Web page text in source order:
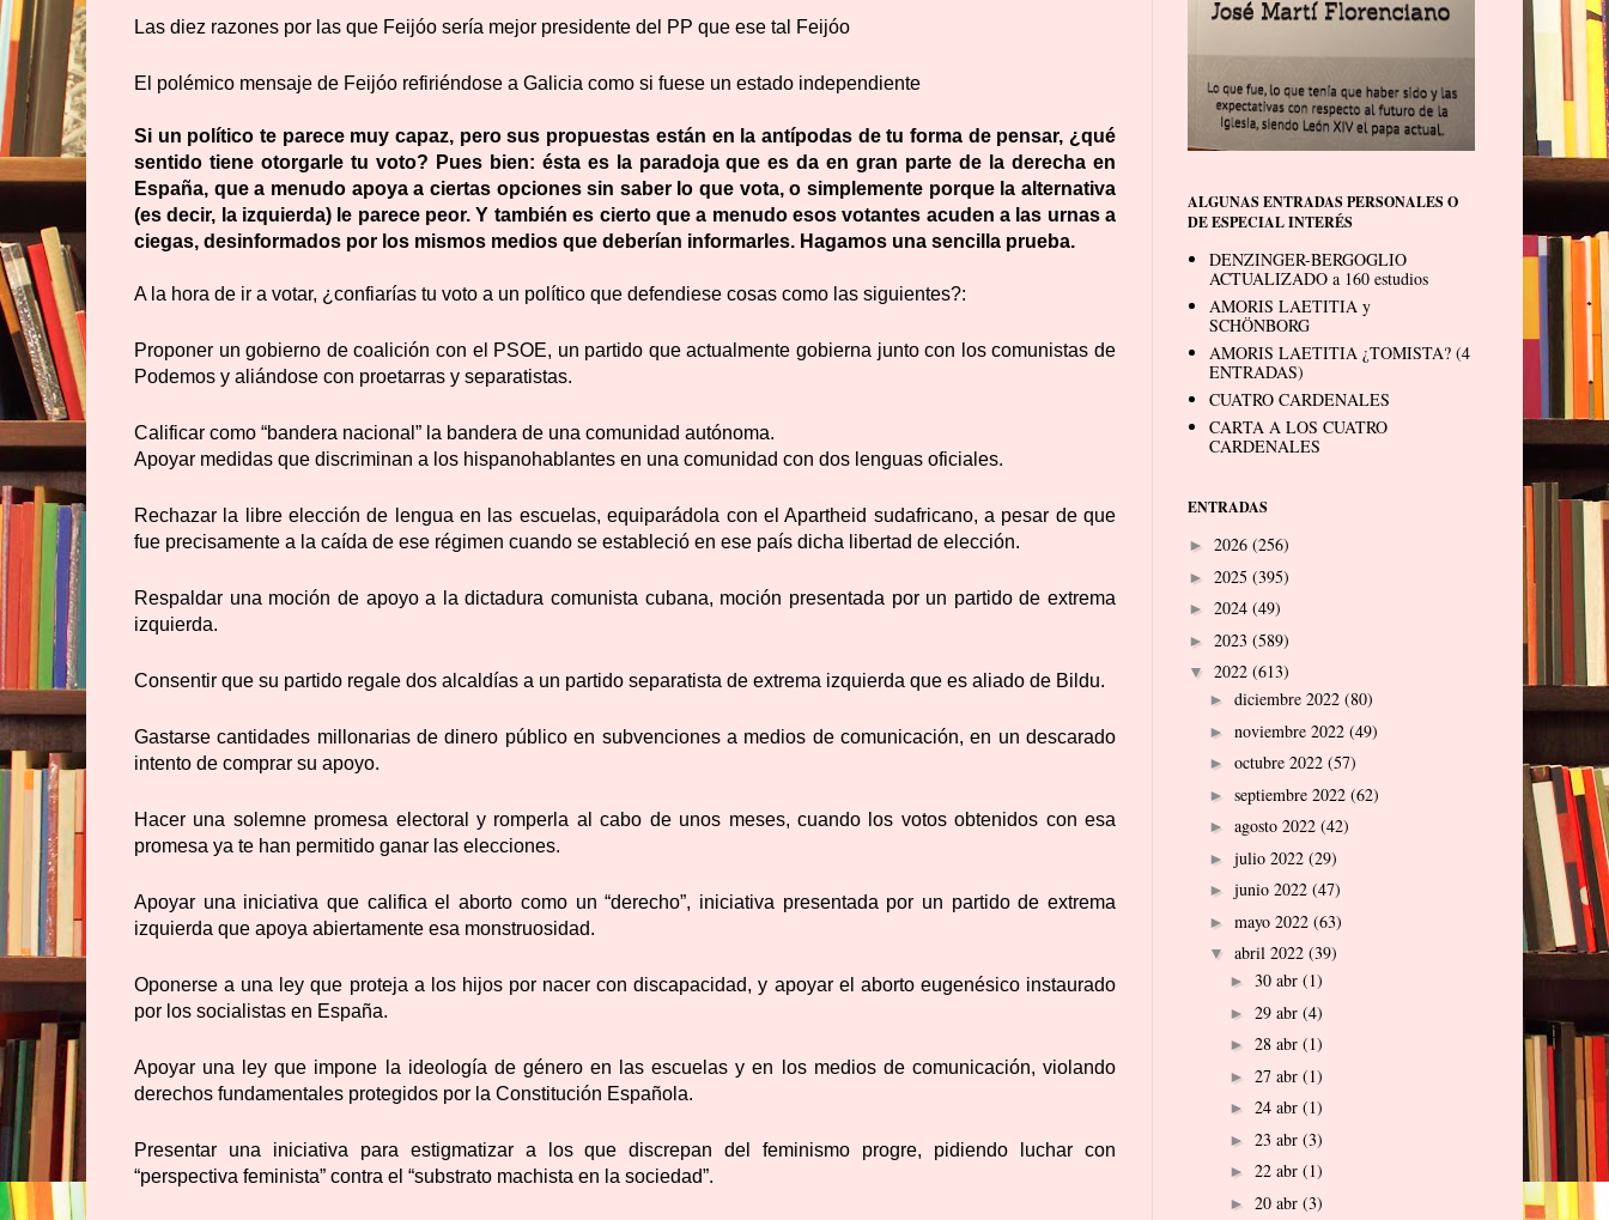
Las diez razones por las que Feijóo sería mejor presidente del PP que ese tal Feijóo
El polémico mensaje de Feijóo refiriéndose a Galicia como si fuese un estado independiente
Si un político te parece muy capaz, pero sus propuestas están en la antípodas de tu forma de pensar, ¿qué
sentido tiene otorgarle tu voto? Pues bien: ésta es la paradoja que es da en gran parte de la derecha en
España, que a menudo apoya a ciertas opciones sin saber lo que vota, o simplemente porque la alternativa
(es decir, la izquierda) le parece peor. Y también es cierto que a menudo esos votantes acuden a las urnas a
ciegas, desinformados por los mismos medios que deberían informarles. Hagamos una sencilla prueba.
A la hora de ir a votar, ¿confiarías tu voto a un político que defendiese cosas como las siguientes?:
Proponer un gobierno de coalición con el PSOE, un partido que actualmente gobierna junto con los comunistas de
Podemos y aliándose con proetarras y separatistas.
Calificar como “bandera nacional” la bandera de una comunidad autónoma.
Apoyar medidas que discriminan a los hispanohablantes en una comunidad con dos lenguas oficiales.
Rechazar la libre elección de lengua en las escuelas, equiparádola con el Apartheid sudafricano, a pesar de que
fue precisamente a la caída de ese régimen cuando se estableció en ese país dicha libertad de elección.
Respaldar una moción de apoyo a la dictadura comunista cubana, moción presentada por un partido de extrema
izquierda.
Consentir que su partido regale dos alcaldías a un partido separatista de extrema izquierda que es aliado de Bildu.
Gastarse cantidades millonarias de dinero público en subvenciones a medios de comunicación, en un descarado
intento de comprar su apoyo.
Hacer una solemne promesa electoral y romperla al cabo de unos meses, cuando los votos obtenidos con esa
promesa ya te han permitido ganar las elecciones.
Apoyar una iniciativa que califica el aborto como un “derecho”, iniciativa presentada por un partido de extrema
izquierda que apoya abiertamente esa monstruosidad.
Oponerse a una ley que proteja a los hijos por nacer con discapacidad, y apoyar el aborto eugenésico instaurado
por los socialistas en España.
Apoyar una ley que impone la ideología de género en las escuelas y en los medios de comunicación, violando
derechos fundamentales protegidos por la Constitución Española.
Presentar una iniciativa para estigmatizar a los que discrepan del feminismo progre, pidiendo luchar con
“perspectiva feminista” contra el “substrato machista en la sociedad”.
ALGUNAS ENTRADAS PERSONALES O
DE ESPECIAL INTERÉS
DENZINGER-BERGOGLIO
ACTUALIZADO a 160 estudios
AMORIS LAETITIA y
SCHÖNBORG
AMORIS LAETITIA ¿TOMISTA? (4
ENTRADAS)
CUATRO CARDENALES
CARTA A LOS CUATRO
CARDENALES
ENTRADAS
► 2026 (256)
► 2025 (395)
► 2024 (49)
► 2023 (589)
▼ 2022 (613)
► diciembre 2022 (80)
► noviembre 2022 (49)
► octubre 2022 (57)
► septiembre 2022 (62)
► agosto 2022 (42)
► julio 2022 (29)
► junio 2022 (47)
► mayo 2022 (63)
▼ abril 2022 (39)
► 30 abr (1)
► 29 abr (4)
► 28 abr (1)
► 27 abr (1)
► 24 abr (1)
► 23 abr (3)
► 22 abr (1)
► 20 abr (3)